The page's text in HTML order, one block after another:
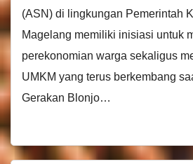
(ASN) di lingkungan Pemerintah
Magelang memiliki inisiasi untuk
perekonomian warga sekaligus
UMKM yang terus berkembang
Gerakan Blonjo…